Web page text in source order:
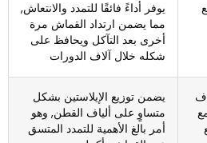
يوفر أداءً فائقًا للتمدد والانتعاش,
مما يضمن ارتداد القماش مرة
أخرى بعد التآكل ويحافظ على
شكله خلال آلاف الدورات
يضمن توزيع الإيلاستين بشكل
متساوٍ على ألياف القطن, وهو
أمر بالغ الأهمية للتمدد المتسق